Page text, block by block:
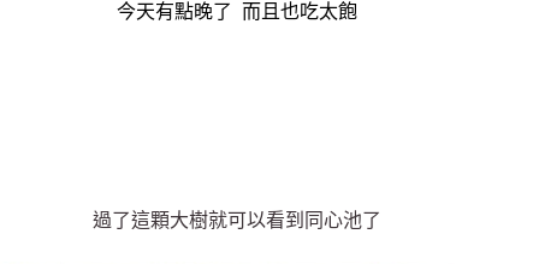
今天有點晚了 而且也吃太飽
過了這顆大樹就可以看到同心池了